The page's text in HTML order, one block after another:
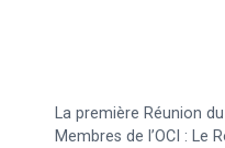
La première Réunion
Membres de l’OCI : Le